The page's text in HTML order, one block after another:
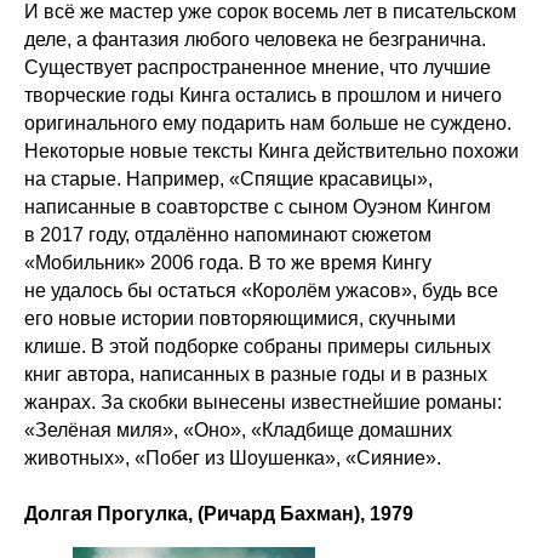
И всё же мастер уже сорок восемь лет в писательском
деле, а фантазия любого человека не безгранична.
Существует распространенное мнение, что лучшие
творческие годы Кинга остались в прошлом и ничего
оригинального ему подарить нам больше не суждено.
Некоторые новые тексты Кинга действительно похожи
на старые. Например, «Спящие красавицы»,
написанные в соавторстве с сыном Оуэном Кингом
в 2017 году, отдалённо напоминают сюжетом
«Мобильник» 2006 года. В то же время Кингу
не удалось бы остаться «Королём ужасов», будь все
его новые истории повторяющимися, скучными
клише. В этой подборке собраны примеры сильных
книг автора, написанных в разные годы и в разных
жанрах. За скобки вынесены известнейшие романы:
«Зелёная миля», «Оно», «Кладбище домашних
животных», «Побег из Шоушенка», «Сияние».
Долгая Прогулка, (Ричард Бахман), 1979